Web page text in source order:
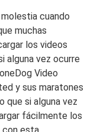
cuando
muchas
los videos
alguna vez ocurre
Video
y sus maratones
que si alguna vez
fácilmente los